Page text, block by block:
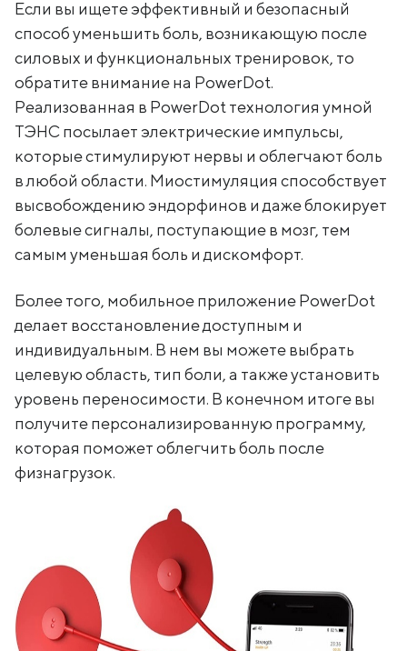
Если вы ищете эффективный и безопасный
способ уменьшить боль, возникающую после
силовых и функциональных тренировок, то
обратите внимание на PowerDot.
Реализованная в PowerDot технология умной
ТЭНС посылает электрические импульсы,
которые стимулируют нервы и облегчают боль
в любой области. Миостимуляция способствует
высвобождению эндорфинов и даже блокирует
болевые сигналы, поступающие в мозг, тем
самым уменьшая боль и дискомфорт.
Более того, мобильное приложение PowerDot
делает восстановление доступным и
индивидуальным. В нем вы можете выбрать
целевую область, тип боли, а также установить
уровень переносимости. В конечном итоге вы
получите персонализированную программу,
которая поможет облегчить боль после
физнагрузок.